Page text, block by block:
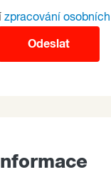
zpracování
Odeslat